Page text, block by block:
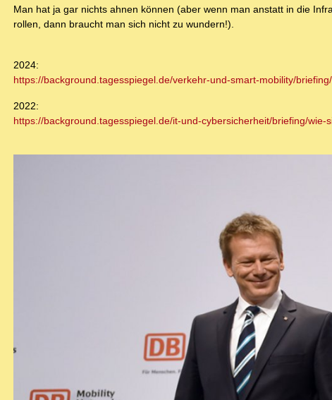
Man hat ja gar nichts ahnen können (aber wenn man anstatt in die
rollen, dann braucht man sich nicht zu wundern!).
2024:
https://background.tagesspiegel.de/verkehr-und-smart-mobility/
2022:
https://background.tagesspiegel.de/it-und-cybersicherheit/briefing/wie-